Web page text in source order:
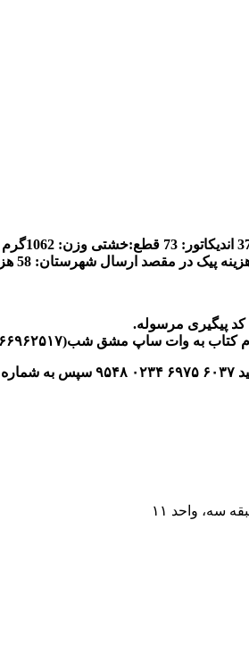
اندیکاتور: 73 قطع:خشتی وزن: 1062گرم
پیک در مقصد ارسال شهرستان: 58 هزار تومان (قیمت تاخرداد1402)
پیگیری مرسوله.
کتاب به وات ساپ مشق شب(
۶۰۳۷ ۶۹۷۵ ۰۲۳۴ ۹۵۴۸ سپس به
سه، واحد ۱۱